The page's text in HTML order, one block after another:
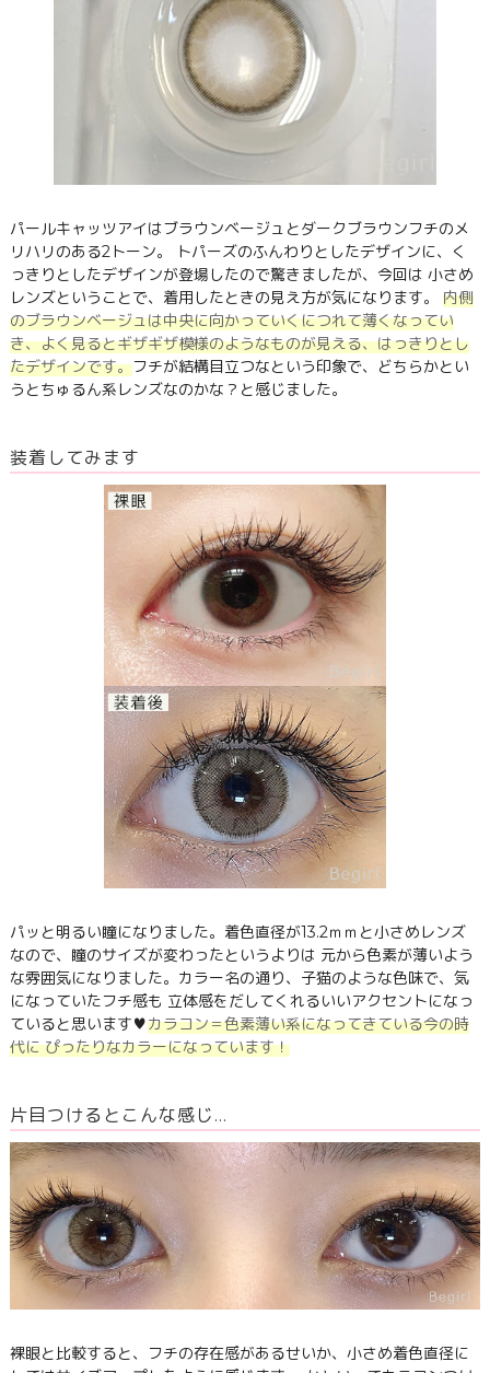
パールキャッツアイはブラウンベージュとダークブラウンフチのメ
リハリのある2トーン。 トパーズのふんわりとしたデザインに、く
っきりとしたデザインが登場したので驚きましたが、今回は 小さめ
レンズということで、着用したときの見え方が気になります。 内側
のブラウンベージュは中央に向かっていくにつれて薄くなってい
き、よく見るとギザギザ模様のようなものが見える、はっきりとし
たデザインです。フチが結構目立つなという印象で、どちらかとい
うとちゅるん系レンズなのかな？と感じました。
装着してみます
パッと明るい瞳になりました。着色直径が13.2ｍｍと小さめレンズ
なので、瞳のサイズが変わったというよりは 元から色素が薄いよう
な雰囲気になりました。カラー名の通り、子猫のような色味で、気
になっていたフチ感も 立体感をだしてくれるいいアクセントになっ
ていると思います♥カラコン＝色素薄い系になってきている今の時
代に ぴったりなカラーになっています！
片目つけるとこんな感じ…
裸眼と比較すると、フチの存在感があるせいか、小さめ着色直径に